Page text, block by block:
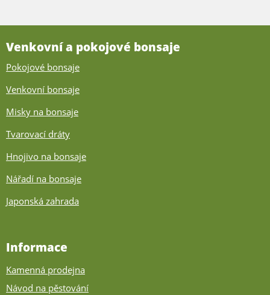
Venkovní a pokojové bonsaje
Pokojové bonsaje
Venkovní bonsaje
Misky na bonsaje
Tvarovací dráty
Hnojivo na bonsaje
Nářadí na bonsaje
Japonská zahrada
Informace
Kamenná prodejna
Návod na pěstování